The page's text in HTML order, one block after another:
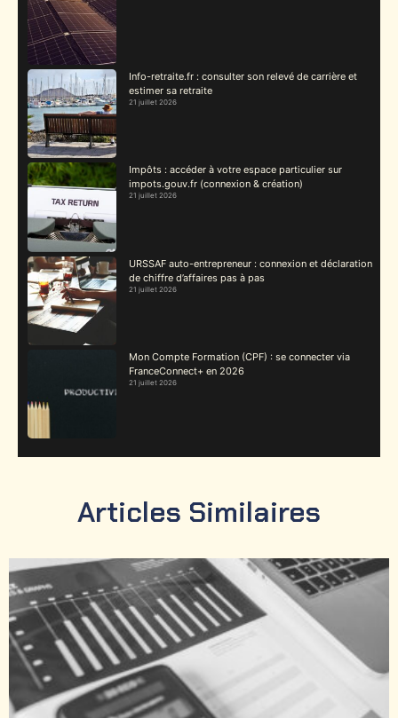
Info-retraite.fr : consulter son relevé de carrière et
estimer sa retraite
21 juillet 2026
Impôts : accéder à votre espace particulier sur
impots.gouv.fr (connexion & création)
21 juillet 2026
URSSAF auto-entrepreneur : connexion et déclaration
de chiffre d’affaires pas à pas
21 juillet 2026
Mon Compte Formation (CPF) : se connecter via
FranceConnect+ en 2026
21 juillet 2026
Articles Similaires